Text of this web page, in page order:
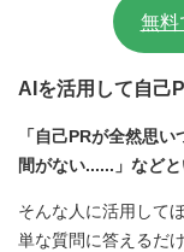
無料
AIを活用して自己
「自己PRが全然思
間がない......」など
そんな人に活用して
単な質問に答えるだけ